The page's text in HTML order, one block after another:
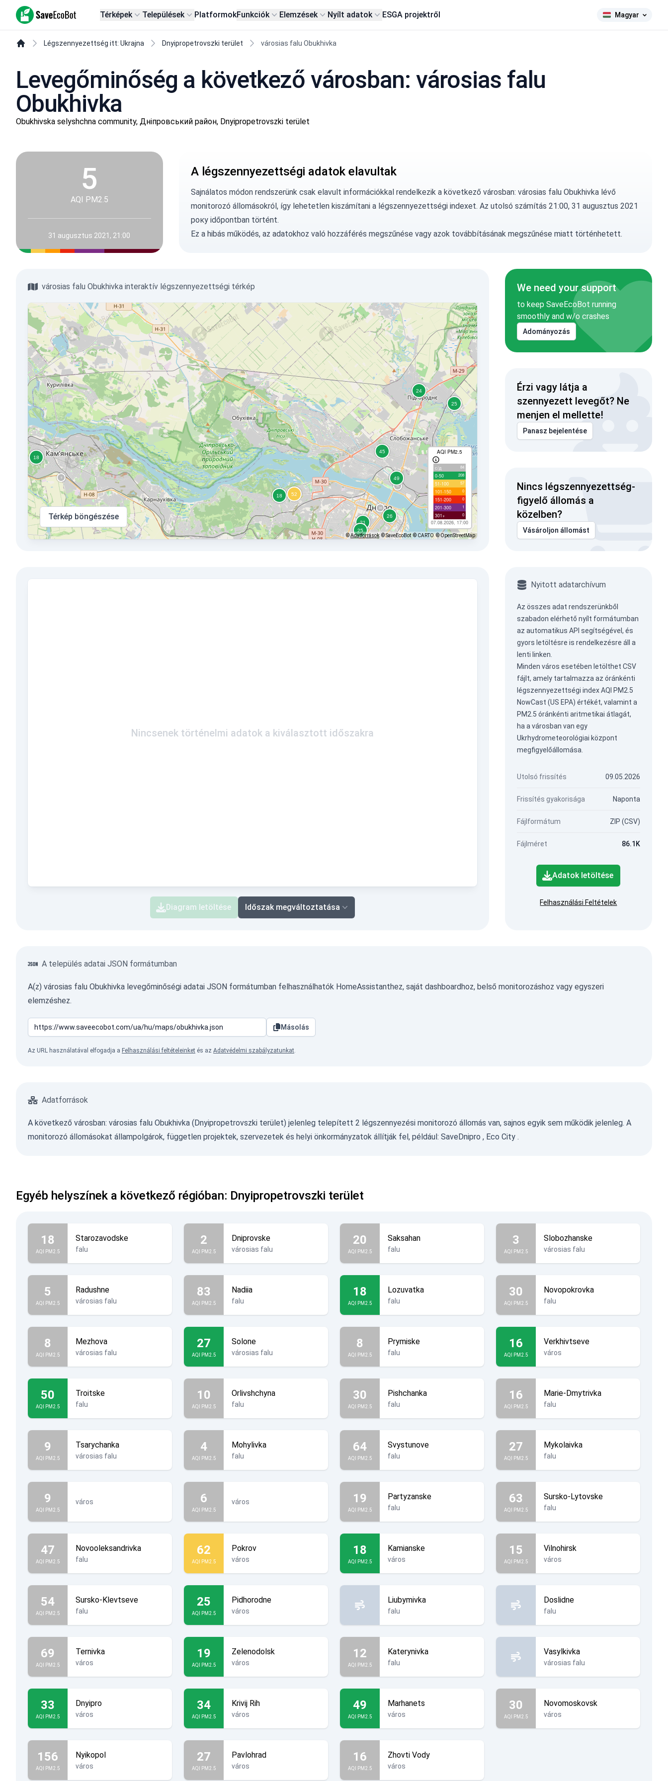
SaveEcoBot Térképek Települések PlatformokFunkciók Elemzések Nyílt adatok ESGA projektről Magyar
Légszennyezettség itt: Ukrajna Dnyipropetrovszki terület városias falu Obukhivka
Levegőminőség a következő városban: városias falu
Obukhivka
Obukhivska selyshchna community, Дніпровський район, Dnyipropetrovszki terület
5
AQI PM2.5
31 augusztus 2021, 21:00
A légszennyezettségi adatok elavultak
Sajnálatos módon rendszerünk csak elavult információkkal rendelkezik a következő városban: városias falu Obukhivka lévő
monitorozó állomásokról, így lehetetlen kiszámítani a légszennyezettségi indexet. Az utolsó számítás 21:00, 31 augusztus 2021
року időpontban történt.
Ez a hibás működés, az adatokhoz való hozzáférés megszűnése vagy azok továbbításának megszűnése miatt történhetett.
városias falu Obukhivka interaktív légszennyezettségi térkép
AQI PM2.5
с/д 84
0-50 208
51-100 57
101-150 0
151-200 0
201-300 1
301+ 0
07.08.2026, 17:00
Térkép böngészése
©Adatforrások © SaveEcoBot © CARTO © OpenStreetMap
We need your support
to keep SaveEcoBot running
smoothly and w/o crashes
Adományozás
Érzi vagy látja a
szennyezett levegőt? Ne
menjen el mellette!
Panasz bejelentése
Nincs légszennyezettség-
figyelő állomás a
közelben?
Vásároljon állomást
Nincsenek történelmi adatok a kiválasztott időszakra
Diagram letöltése Időszak megváltoztatása
Nyitott adatarchívum
Az összes adat rendszerünkből
szabadon elérhető nyílt formátumban
az automatikus API segítségével, és
gyors letöltésre is rendelkezésre áll a
lenti linken.
Minden város esetében letölthet CSV
fájlt, amely tartalmazza az óránkénti
légszennyezettségi index AQI PM2.5
NowCast (US EPA) értékét, valamint a
PM2.5 óránkénti aritmetikai átlagát,
ha a városban van egy
Ukrhydrometeorológiai központ
megfigyelőállomása.
Utolsó frissítés 09.05.2026
Frissítés gyakorisága Naponta
Fájlformátum ZIP (CSV)
Fájlméret 86.1K
Adatok letöltése
Felhasználási Feltételek
A település adatai JSON formátumban
A(z) városias falu Obukhivka levegőminőségi adatai JSON formátumban felhasználhatók HomeAssistanthez, saját dashboardhoz, belső monitorozáshoz vagy egyszeri
elemzéshez.
Másolás
Az URL használatával elfogadja a Felhasználási feltételeinket és az Adatvédelmi szabályzatunkat.
Adatforrások
A következő városban: városias falu Obukhivka (Dnyipropetrovszki terület) jelenleg telepített 2 légszennyezési monitorozó állomás van, sajnos egyik sem működik jelenleg. A
monitorozó állomásokat állampolgárok, független projektek, szervezetek és helyi önkormányzatok állítják fel, például: SaveDnipro , Eco City .
Egyéb helyszínek a következő régióban: Dnyipropetrovszki terület
18
AQI PM2.5
Starozavodske
falu
2
AQI PM2.5
Dniprovske
városias falu
20
AQI PM2.5
Saksahan
falu
3
AQI PM2.5
Slobozhanske
városias falu
5
AQI PM2.5
Radushne
városias falu
83
AQI PM2.5
Nadiia
falu
18
AQI PM2.5
Lozuvatka
falu
30
AQI PM2.5
Novopokrovka
falu
8
AQI PM2.5
Mezhova
városias falu
27
AQI PM2.5
Solone
városias falu
8
AQI PM2.5
Prymiske
falu
16
AQI PM2.5
Verkhivtseve
város
50
AQI PM2.5
Troitske
falu
10
AQI PM2.5
Orlivshchyna
falu
30
AQI PM2.5
Pishchanka
falu
16
AQI PM2.5
Marie-Dmytrivka
falu
9
AQI PM2.5
Tsarychanka
városias falu
4
AQI PM2.5
Mohylivka
falu
64
AQI PM2.5
Svystunove
falu
27
AQI PM2.5
Mykolaivka
falu
9
AQI PM2.5
város 6
AQI PM2.5
város 19
AQI PM2.5
Partyzanske
falu
63
AQI PM2.5
Sursko-Lytovske
falu
47
AQI PM2.5
Novooleksandrivka
falu
62
AQI PM2.5
Pokrov
város
18
AQI PM2.5
Kamianske
város
15
AQI PM2.5
Vilnohirsk
város
54
AQI PM2.5
Sursko-Klevtseve
falu
25
AQI PM2.5
Pidhorodne
város
Liubymivka
falu
Doslidne
falu
69
AQI PM2.5
Ternivka
város
19
AQI PM2.5
Zelenodolsk
város
12
AQI PM2.5
Katerynivka
falu
Vasylkivka
városias falu
33
AQI PM2.5
Dnyipro
város
34
AQI PM2.5
Krivij Rih
város
49
AQI PM2.5
Marhanets
város
30
AQI PM2.5
Novomoskovsk
város
156
AQI PM2.5
Nyikopol
város
27
AQI PM2.5
Pavlohrad
város
16
AQI PM2.5
Zhovti Vody
város